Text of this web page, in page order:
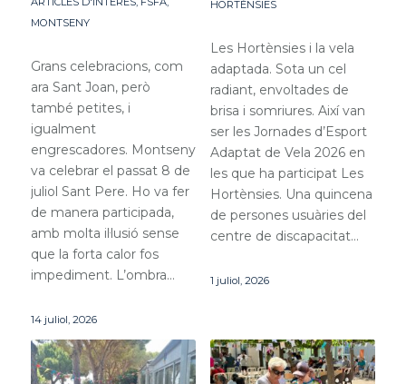
MONTSENY
Grans celebracions, com
ara Sant Joan, però
també petites, i
igualment
engrescadores. Montseny
va celebrar el passat 8 de
juliol Sant Pere. Ho va fer
de manera participada,
amb molta il·lusió sense
que la forta calor fos
impediment. L’ombra…
14 juliol, 2026
HORTÈNSIES
Les Hortènsies i la vela
adaptada. Sota un cel
radiant, envoltades de
brisa i somriures. Així van
ser les Jornades d’Esport
Adaptat de Vela 2026 en
les que ha participat Les
Hortènsies. Una quincena
de persones usuàries del
centre de discapacitat…
1 juliol, 2026